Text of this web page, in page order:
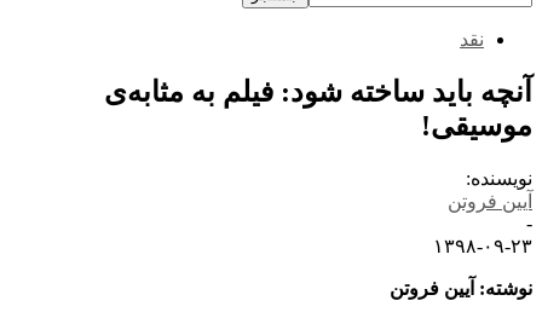
نقد
آنچه باید ساخته شود: فیلم به مثابه‌ی
موسیقی!
نویسنده:
آیین فروتن
-
۱۳۹۸-۰۹-۲۳
نوشته‌: آیین فروتن